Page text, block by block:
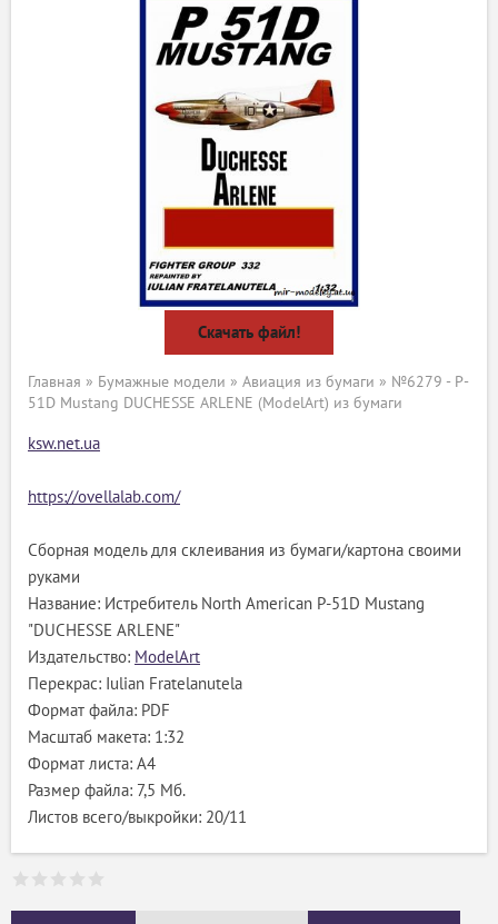
Скачать файл!
Главная » Бумажные модели » Авиация из бумаги » №6279 - P-
51D Mustang DUCHESSE ARLENE (ModelArt) из бумаги
ksw.net.ua
https://ovellalab.com/
Сборная модель для склеивания из бумаги/картона своими
руками
Название: Истребитель North American P-51D Mustang
"DUCHESSE ARLENE"
Издательство: ModelArt
Перекрас: Iulian Fratelanutela
Формат файла: PDF
Масштаб макета: 1:32
Формат листа: А4
Размер файла: 7,5 Мб.
Листов всего/выкройки: 20/11